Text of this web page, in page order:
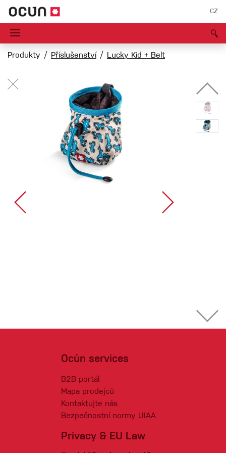
CZ
Produkty Příslušenství Lucky Kid + Belt
Ocún services
B2B portál
Mapa prodejců
Kontaktujte nás
Bezpečnostní normy UIAA
Privacy & EU Law